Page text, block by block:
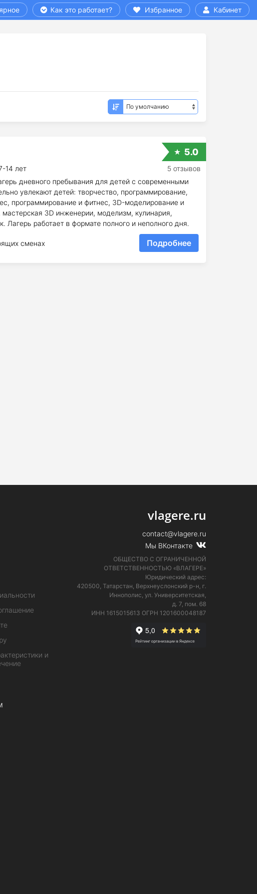
Как это работает? Избранное Кабинет
14 лет
дневного пребывания для детей c современными
увлекают детей: творчество, программирование,
программирование и фитнес, 3D-моделирование и
3D инженерии, моделизм, кулинария,
Лагерь работает в формате полного и неполного дня.
сменах Подробнее
5.0
5 отзывов
и
vlagere.ru
contact@vlagere.ru
Мы ВКонтакте
ОБЩЕСТВО С ОГРАНИЧЕННОЙ
ОТВЕТСТВЕННОСТЬЮ «ВЛАГЕРЕ»
Юридический адрес:
420500, Татарстан, Верхнеуслонский р-н, г.
Иннополис, ул. Университетская,
д. 7, пом. 68
ИНН 1615015613 ОГРН 1201600048187